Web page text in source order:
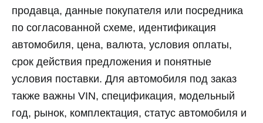
продавца, данные покупателя или посредника
по согласованной схеме, идентификация
автомобиля, цена, валюта, условия оплаты,
срок действия предложения и понятные
условия поставки. Для автомобиля под заказ
также важны VIN, спецификация, модельный
год, рынок, комплектация, статус автомобиля и